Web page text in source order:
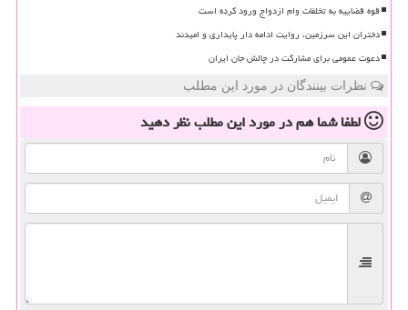
قوه قضاییه به تخلفات وام ازدواج ورود کرده است
دختران این سرزمین، روایت ادامه دار پایداری و امیدند
دعوت عمومی برای مشارکت در چالش جان ایران
نظرات بینندگان در مورد این مطلب
لطفا شما همدر مورد این مطلبنظر دهید